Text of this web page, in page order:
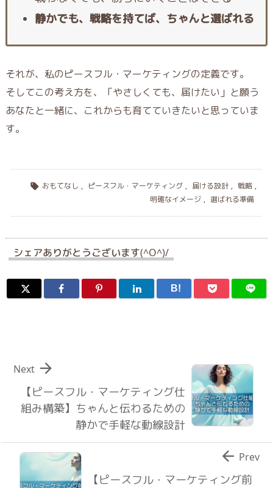
静かでも、戦略を持てば、ちゃんと選ばれる
それが、私のピースフル・マーケティングの定義です。
そしてこの考え方を、「やさしくても、届けたい」と願う
あなたと一緒に、これからも育てていきたいと思っていま
す。
 おもてなし , ピースフル・マーケティング , 届ける設計 , 戦略 ,
明確なイメージ , 選ばれる準備
シェアありがとうございます(^O^)/
B!
【ピースフル・マーケティング仕
組み構築】ちゃんと伝わるための
静かで手軽な動線設計

Next
【ピースフル・マーケティング前
 Prev